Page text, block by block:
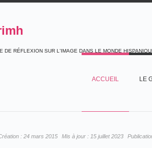
DE RÉFLEXION SUR L'IMAGE DANS LE MONDE
ACCUEIL LE
: 24 mars 2015 Mis à jour : 15 juillet 2023